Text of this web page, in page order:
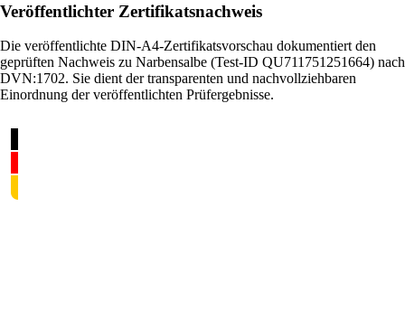
Veröffentlichter Zertifikatsnachweis
Die veröffentlichte DIN-A4-Zertifikatsvorschau dokumentiert den
geprüften Nachweis zu Narbensalbe (Test-ID QU711751251664) nach
DVN:1702. Sie dient der transparenten und nachvollziehbaren
Einordnung der veröffentlichten Prüfergebnisse.